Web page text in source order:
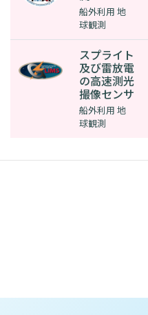
船外利用 地
球観測
スプライト
及び雷放電
の高速測光
撮像センサ
船外利用 地
球観測